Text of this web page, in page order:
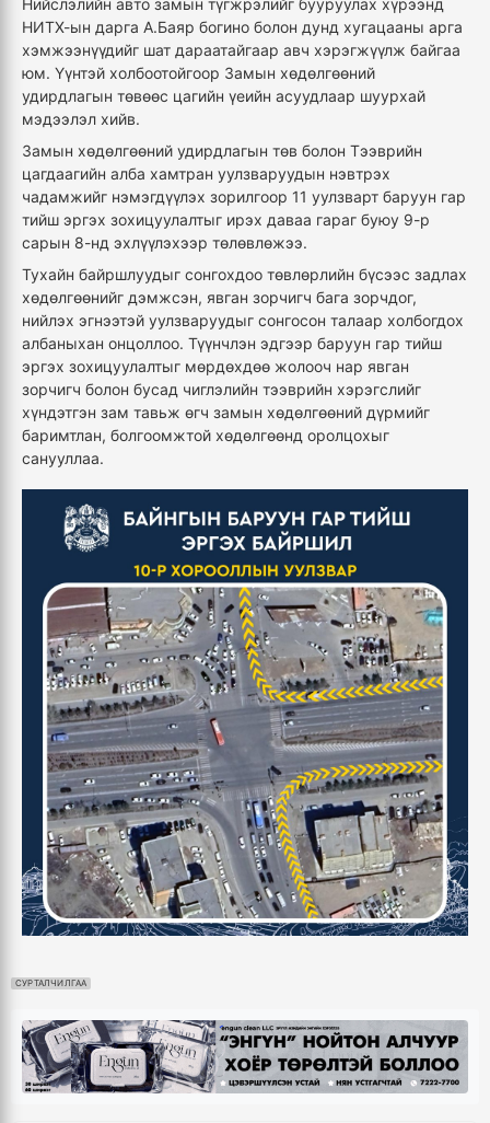
Нийслэлийн авто замын түгжрэлийг бууруулах хүрээнд
НИТХ-ын дарга А.Баяр богино болон дунд хугацааны арга
хэмжээнүүдийг шат дараатайгаар авч хэрэгжүүлж байгаа
юм. Үүнтэй холбоотойгоор Замын хөдөлгөөний
удирдлагын төвөөс цагийн үеийн асуудлаар шуурхай
мэдээлэл хийв.
Замын хөдөлгөөний удирдлагын төв болон Тээврийн
цагдаагийн алба хамтран уулзваруудын нэвтрэх
чадамжийг нэмэгдүүлэх зорилгоор 11 уулзварт баруун гар
тийш эргэх зохицуулалтыг ирэх даваа гараг буюу 9-р
сарын 8-нд эхлүүлэхээр төлөвлөжээ.
Тухайн байршлуудыг сонгохдоо төвлөрлийн бүсээс задлах
хөдөлгөөнийг дэмжсэн, явган зорчигч бага зорчдог,
нийлэх эгнээтэй уулзваруудыг сонгосон талаар холбогдох
албаныхан онцоллоо. Түүнчлэн эдгээр баруун гар тийш
эргэх зохицуулалтыг мөрдөхдөө жолооч нар явган
зорчигч болон бусад чиглэлийн тээврийн хэрэгслийг
хүндэтгэн зам тавьж өгч замын хөдөлгөөний дүрмийг
баримтлан, болгоомжтой хөдөлгөөнд оролцохыг
санууллаа.
СУРТАЛЧИЛГАА